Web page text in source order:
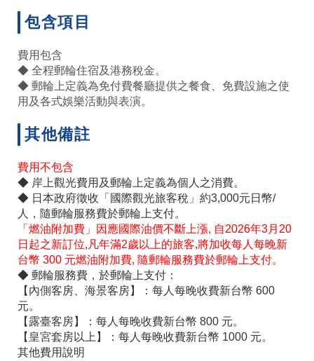
包含項目
費用包含
◆ 全程郵輪住宿及港務稅金。
◆ 郵輪上定義為免付費餐廳提供之餐食、免費設施之使
用及各式娛樂活動與表演。
其他備註
費用不包含
◆ 岸上觀光費用及郵輪上定義為個人之消費。
◆ 日本政府徵收「國際觀光旅客稅」約3,000元日幣/
人，隨郵輪服務費於郵輪上支付。
「燃油附加費」因應國際油價不斷上漲, 自2026年3月20
日起之新訂位,凡年滿2歲以上的旅客,將加收每人每晚新
台幣 300 元燃油附加費, 隨郵輪服務費於郵輪上支付。
◆ 郵輪服務費，於郵輪上支付：
【內側客房、海景客房】：每人每晚收費新台幣 600
元。
【露臺客房】：每人每晚收費新台幣 800 元。
【皇宮套房以上】：每人每晚收費新台幣 1000 元。
其他費用說明